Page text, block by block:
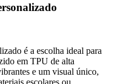
é a escolha ideal para
em TPU de alta
e um visual único,
escolares ou